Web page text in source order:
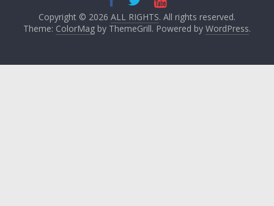
Copyright © 2026 ALL RIGHTS. All rights reserved.
Theme: ColorMagby ThemeGrill. Powered by WordPress.